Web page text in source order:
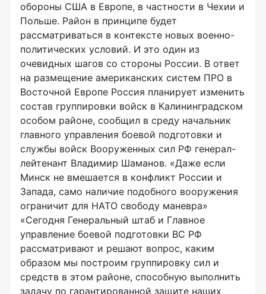
обороны США в Европе, в частности в Чехии и
Польше. Район в принципе будет
рассматриваться в контексте новых военно-
политических условий. И это один из
очевидных шагов со стороны России. В ответ
на размещение американских систем ПРО в
Восточной Европе Россия планирует изменить
состав группировки войск в Калининградском
особом районе, сообщил в среду начальник
главного управления боевой подготовки и
службы войск Вооруженных сил РФ генерал-
лейтенант Владимир Шаманов. «Даже если
Минск не вмешается в конфликт России и
Запада, само наличие подобного вооружения
ограничит для НАТО свободу маневра»
«Сегодня Генеральный штаб и Главное
управление боевой подготовки ВС РФ
рассматривают и решают вопрос, каким
образом мы построим группировку сил и
средств в этом районе, способную выполнить
задачу по гарантированной защите наших